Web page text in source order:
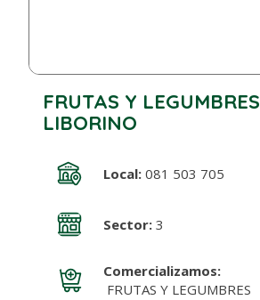
FRUTAS Y LEGUMBRES
LIBORINO
Local:081 503 705
Sector:3
Comercializamos:
FRUTAS Y LEGUMBRES